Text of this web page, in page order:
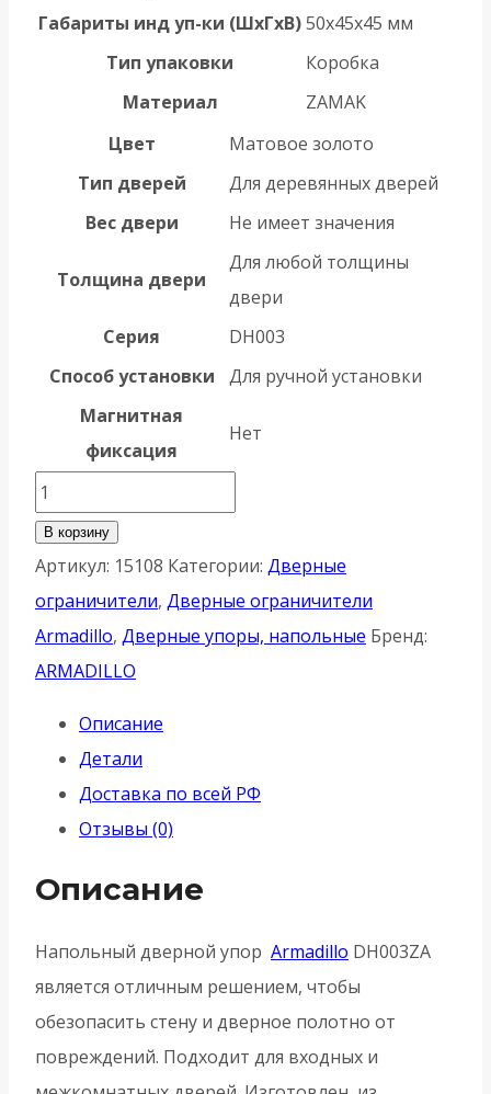
Габариты инд уп-ки (ШхГхВ)50x45x45 мм
Тип упаковки
Коробка
Материал
ZAMAK
Цвет
Матовое золото
Тип дверей
Для деревянных дверей
Вес двери
Не имеет значения
Толщина двери
Для любой толщины
двери
Серия
DH003
Способ установки
Для ручной установки
Магнитная
фиксация
Нет
Количество
товара
Упор
Armadillo
(Армадилло)
дверной
STOPPER/ZA003
(DH003ZA)
SG-
Матовое
золото
В корзину
Артикул: 15108 Категории: Дверные
ограничители, Дверные ограничители
Armadillo, Дверные упоры, напольные Бренд:
ARMADILLO
Описание
Детали
Доставка по всей РФ
Отзывы (0)
Описание
Напольный дверной упор Armadillo DH003ZA
является отличным решением, чтобы
обезопасить стену и дверное полотно от
повреждений. Подходит для входных и